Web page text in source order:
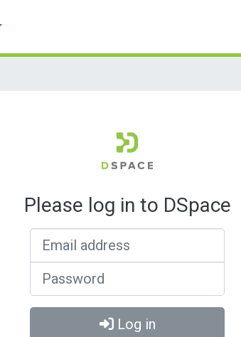
Please log in to DSpace
Log in